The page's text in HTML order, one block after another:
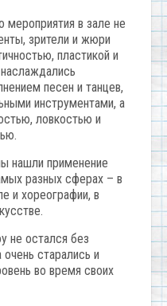
мероприятия в зале не
зрители и жюри
пластикой и
песен и танцев,
инструментами, а
ловкостью и
нашли применение
разных сферах – в
и хореографии, в
не остался без
старались и
во время своих